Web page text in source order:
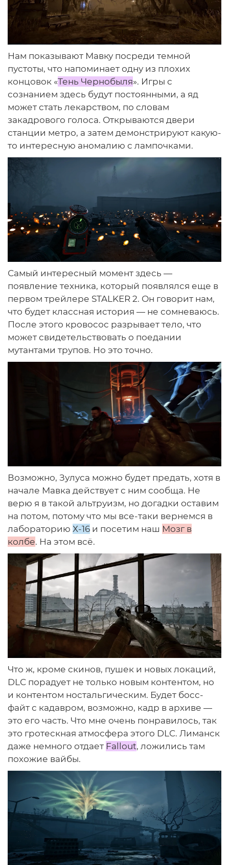
Нам показывают Мавку посреди темной
пустоты, что напоминает одну из плохих
концовок «Тень Чернобыля». Игры с
сознанием здесь будут постоянными, а яд
может стать лекарством, по словам
закадрового голоса. Открываются двери
станции метро, а затем демонстрируют какую-
то интересную аномалию с лампочками.
Самый интересный момент здесь —
появление техника, который появлялся еще в
первом трейлере STALKER 2. Он говорит нам,
что будет классная история — не сомневаюсь.
После этого кровосос разрывает тело, что
может свидетельствовать о поедании
мутантами трупов. Но это точно.
Возможно, Зулуса можно будет предать, хотя в
начале Мавка действует с ним сообща. Не
верю я в такой альтруизм, но догадки оставим
на потом, потому что мы все-таки вернемся в
лабораторию Х-16 и посетим наш Мозг в
колбе. На этом всё.
Что ж, кроме скинов, пушек и новых локаций,
DLC порадует не только новым контентом, но
и контентом ностальгическим. Будет босс-
файт с кадавром, возможно, кадр в архиве —
это его часть. Что мне очень понравилось, так
это гротескная атмосфера этого DLC. Лиманск
даже немного отдает Fallout, ложились там
похожие вайбы.